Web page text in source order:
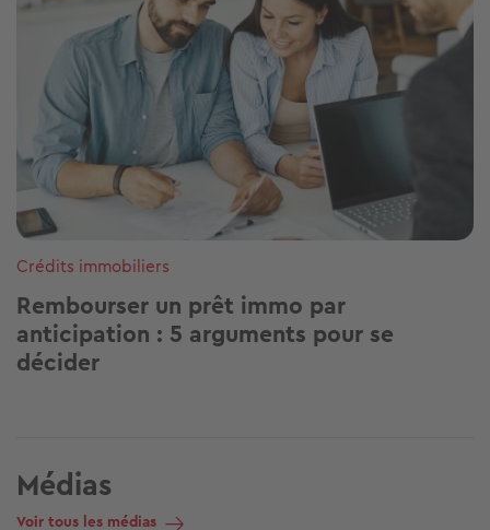
Crédits immobiliers
Rembourser un prêt immo par
anticipation : 5 arguments pour se
décider
Médias
Voir tous les médias